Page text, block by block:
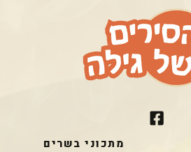
מתכוני בשרים